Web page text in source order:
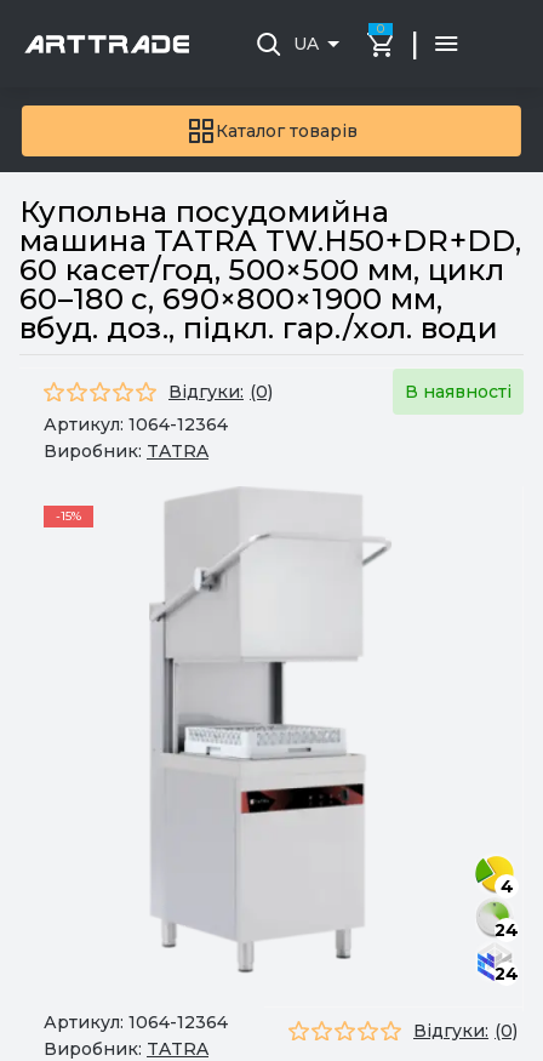
Каталог товарів
UA
0 |
Купольна посудомийна
машина TATRA TW.H50+DR+DD,
60 касет/год, 500×500 мм, цикл
60–180 с, 690×800×1900 мм,
вбуд. доз., підкл. гар./хол. води
Відгуки: (0)
В наявності
Артикул: 1064-12364
Виробник: TATRA
-15%
4
24
24
Артикул: 1064-12364
Виробник: TATRA
Відгуки: (0)